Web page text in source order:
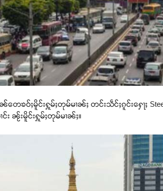
ၶဝ်ႈမိူင်းႁူမ်ႈတုမ်မၢၼ်ႈ တင်းသဵင်ႈၵူင်းႁေႃႈ
း ၼႂ်းမိူင်းႁူမ်ႈတုမ်မၢၼ်ႈ။